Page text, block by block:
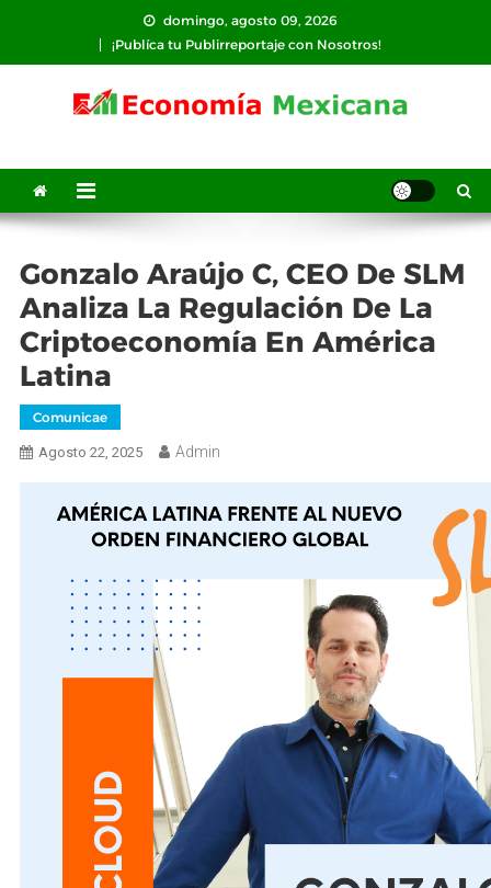
contenido
domingo, agosto 09, 2026
¡Publíca tu Publirreportaje con Nosotros!
Gonzalo Araújo C, CEO De SLM
Analiza La Regulación De La
Criptoeconomía En América
Latina
Comunicae
Agosto 22, 2025 Admin